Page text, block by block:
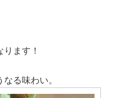
ます！
る味わい。